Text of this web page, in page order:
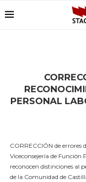
PERSONAL
CORRECCIÓN de errores
Viceconsejería de Función
reconocen distinciones al
de la Comunidad de